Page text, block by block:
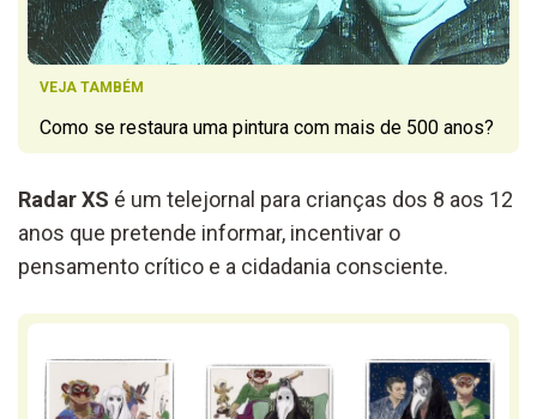
VEJA TAMBÉM
Como se restaura uma pintura com mais de 500 anos?
Radar XS é um telejornal para crianças dos 8 aos 12
anos que pretende informar, incentivar o
pensamento crítico e a cidadania consciente.